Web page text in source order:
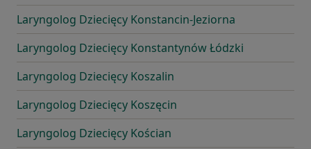
Laryngolog Dziecięcy Konstancin-Jeziorna
Laryngolog Dziecięcy Konstantynów Łódzki
Laryngolog Dziecięcy Koszalin
Laryngolog Dziecięcy Koszęcin
Laryngolog Dziecięcy Kościan